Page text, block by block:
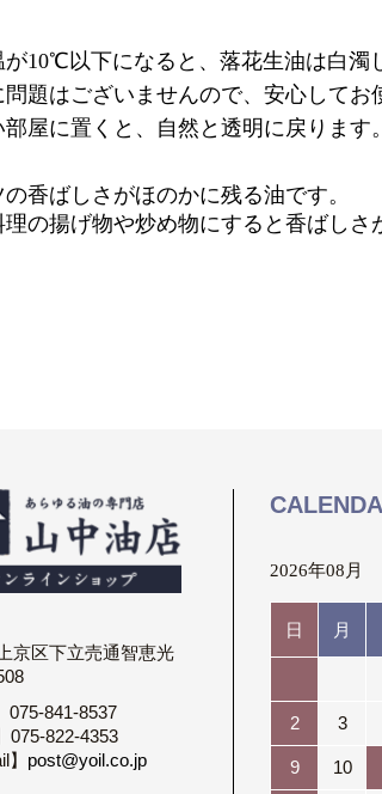
10℃以下になると、落花生油は白濁
問題はございませんので、安心してお
部屋に置くと、自然と透明に戻ります。
香ばしさがほのかに残る油です。
理の揚げ物や炒め物にすると香ばしさ
京区下立売通智恵光
075-841-8537
075-822-4353
】 post@yoil.co.jp
2026年08月
日 月
2 3
9 10